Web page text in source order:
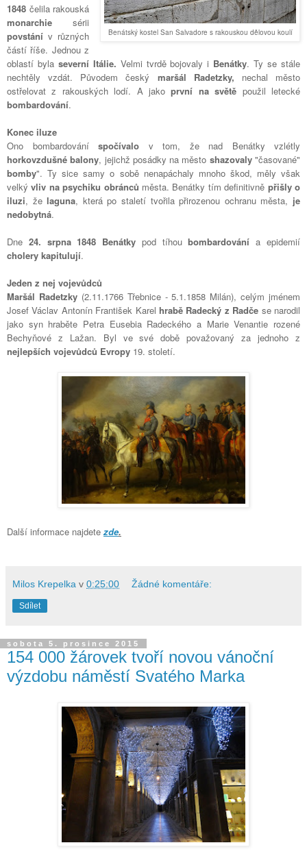
Benátský kostel San Salvadore s rakouskou dělovou koulí
1848 čelila rakouská
monarchie sérii
povstání v různých
částí říše. Jednou z
oblastí byla severní Itálie. Velmi tvrdě bojovaly i Benátky. Ty se stále
nechtěly vzdát. Původem český maršál Radetzky, nechal město
ostřelovat z rakouských lodí. A jakoprvní na světě použil letecké
bombardování.
Konec iluze
Ono bombardování spočívalo v tom, že nad Benátky vzlétly
horkovzdušné balony, jejichž posádky na město shazovaly"časované"
bomby". Ty sice samy o sobě nenapáchaly mnoho škod, měly však
velkývliv na psychiku obránců města. Benátky tím definitivně přišly o
iluzi, že laguna, která po staletí tvořila přirozenou ochranu města, je
nedobytná.
Dne 24. srpna 1848 Benátky pod tíhoubombardování a epidemií
cholery kapitulují.
Jeden z nej vojevůdců
Maršál Radetzky(2.11.1766 Třebnice - 5.1.1858 Milán), celým jménem
Josef Václav Antonín František Karel hrabě Radecký z Radče se narodil
jako syn hraběte Petra Eusebia Radeckého a Marie Venantie rozené
Bechyňové z Lažan. Byl ve své době považovaný za jednoho z
nejlepších vojevůdců Evropy 19. století.
Další informace najdetezde.
Milos Krepelka v 0:25:00 Žádné komentáře:
Sdílet
sobota 5. prosince 2015
154 000 žárovek tvoří novou vánoční
výzdobu náměstí Svatého Marka